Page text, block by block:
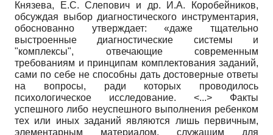
Князева, Е.С. Слепович и др. И.А. Коробейников,
обсуждая выбор диагностического инструментария,
обоснованно утверждает: «даже тщательно
выстроенные диагностические системы и
"комплексы", отвечающие современным
требованиям и принципам комплектования заданий,
сами по себе не способны дать достоверные ответы
на вопросы, ради которых проводилось
психологическое исследование. <...> Факты
успешного либо неуспешного выполнения ребенком
тех или иных заданий являются лишь первичным,
элементарным материалом, служащим для